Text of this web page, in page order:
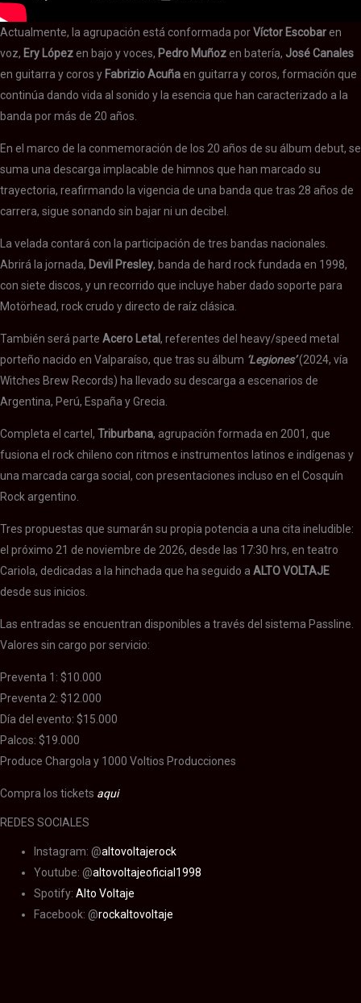
Actualmente, la agrupación está conformada porVíctor Escobaren
voz, Ery Lópezen bajo y voces, Pedro Muñozen batería, José Canales
en guitarra y coros y Fabrizio Acuñaen guitarra y coros, formación que
continúa dando vida al sonido y la esencia que han caracterizado a la
banda por más de 20 años.
En el marco de la conmemoración de los 20 años de su álbum debut, se
suma una descarga implacable de himnos que han marcado su
trayectoria, reafirmando la vigencia de una banda que tras 28 años de
carrera, sigue sonando sin bajar ni un decibel.
La velada contará con la participación de tres bandas nacionales.
Abrirá la jornada, Devil Presley, banda de hard rock fundada en 1998,
con siete discos, y un recorrido que incluye haber dado soporte para
Motörhead, rock crudo y directo de raíz clásica.
También será parte Acero Letal, referentes del heavy/speed metal
porteño nacido en Valparaíso, que tras su álbum ‘Legiones’(2024, vía
Witches Brew Records) ha llevado su descarga a escenarios de
Argentina, Perú, España y Grecia.
Completa el cartel, Triburbana, agrupación formada en 2001, que
fusiona el rock chileno con ritmos e instrumentos latinos e indígenas y
una marcada carga social, con presentaciones incluso en el Cosquín
Rock argentino.
Tres propuestas que sumarán su propia potencia a una cita ineludible:
el próximo 21 de noviembre de 2026, desde las 17:30 hrs, en teatro
Cariola, dedicadas a la hinchada que ha seguido a ALTO VOLTAJE
desde sus inicios.
Las entradas se encuentran disponibles a través del sistema Passline.
Valores sin cargo por servicio:
Preventa 1: $10.000
Preventa 2: $12.000
Día del evento: $15.000
Palcos: $19.000
Produce Chargola y 1000 Voltios Producciones
Compra los tickets aqui
REDES SOCIALES
Instagram: @altovoltajerock
Youtube: @altovoltajeoficial1998
Spotify: Alto Voltaje
Facebook: @rockaltovoltaje